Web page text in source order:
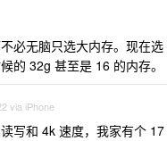
必无脑只选大内存。现在
的 32g 甚至是 16 的内存。
via iPhone
写和 4k 速度，我家有个